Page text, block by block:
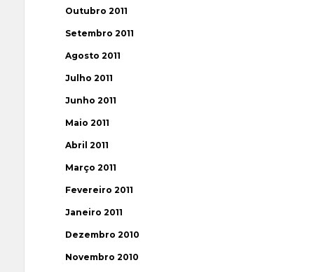
Outubro 2011
Setembro 2011
Agosto 2011
Julho 2011
Junho 2011
Maio 2011
Abril 2011
Março 2011
Fevereiro 2011
Janeiro 2011
Dezembro 2010
Novembro 2010